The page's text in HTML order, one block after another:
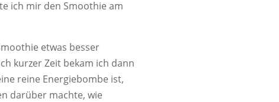
ich mir den Smoothie am
etwas besser
kurzer Zeit bekam ich dann
reine Energiebombe ist,
darüber machte, wie